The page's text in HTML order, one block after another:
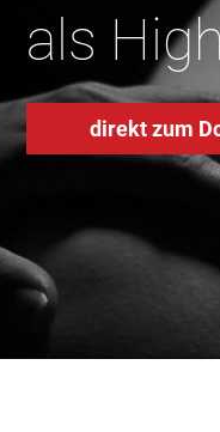
als
direkt zum